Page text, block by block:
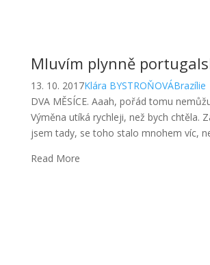
Mluvím plynně
13. 10. 2017Klára BYSTROŇOVÁBrazílie
DVA MĚSÍCE. Aaah, pořád tomu
Výměna utíká rychleji, než bych chtěla.
jsem tady, se toho stalo mnohem víc,
Read More